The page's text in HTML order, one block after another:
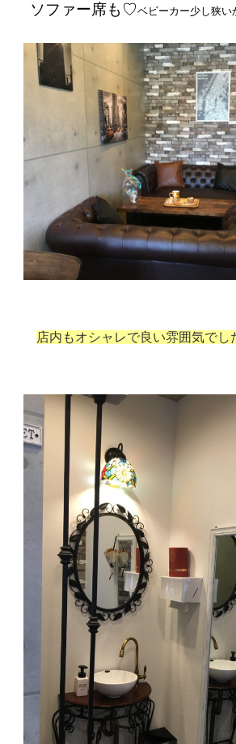
ソファー席も♡ベビーカー少し狭い
店内もオシャレで良い雰囲気で